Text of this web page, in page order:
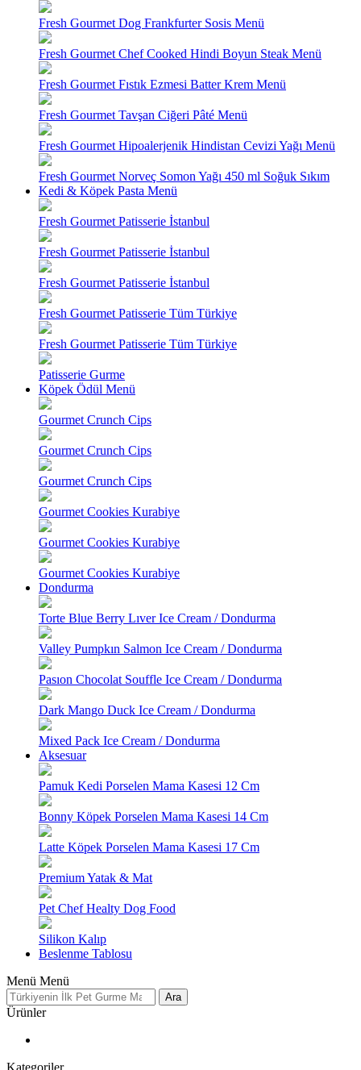
Fresh Gourmet Dog Frankfurter Sosis Menü
Fresh Gourmet Chef Cooked Hindi Boyun Steak Menü
Fresh Gourmet Fıstık Ezmesi Batter Krem Menü
Fresh Gourmet Tavşan Ciğeri Pâté Menü
Fresh Gourmet Hipoalerjenik Hindistan Cevizi Yağı Menü
Fresh Gourmet Norveç Somon Yağı 450 ml Soğuk Sıkım
Kedi & Köpek Pasta Menü
Fresh Gourmet Patisserie İstanbul
Fresh Gourmet Patisserie İstanbul
Fresh Gourmet Patisserie İstanbul
Fresh Gourmet Patisserie Tüm Türkiye
Fresh Gourmet Patisserie Tüm Türkiye
Patisserie Gurme
Köpek Ödül Menü
Gourmet Crunch Cips
Gourmet Crunch Cips
Gourmet Crunch Cips
Gourmet Cookies Kurabiye
Gourmet Cookies Kurabiye
Gourmet Cookies Kurabiye
Dondurma
Torte Blue Berry Lıver Ice Cream / Dondurma
Valley Pumpkın Salmon Ice Cream / Dondurma
Pasıon Chocolat Souffle Ice Cream / Dondurma
Dark Mango Duck Ice Cream / Dondurma
Mixed Pack Ice Cream / Dondurma
Aksesuar
Pamuk Kedi Porselen Mama Kasesi 12 Cm
Bonny Köpek Porselen Mama Kasesi 14 Cm
Latte Köpek Porselen Mama Kasesi 17 Cm
Premium Yatak & Mat
Pet Chef Healty Dog Food
Silikon Kalıp
Beslenme Tablosu
Menü Menü
Ara
Ürünler
Kategoriler